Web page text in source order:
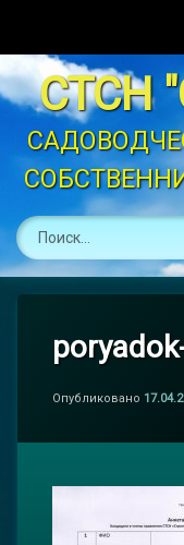
Новости
Объявления
График Полива
Устав
Законодательство
Перейти
к
содержимому
СТСН
Опубликовано